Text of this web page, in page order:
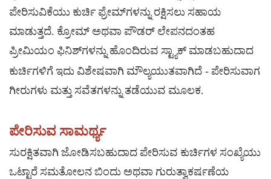
ಪೇರಿಸುವಿಕೆಯು ಕುರ್ಚಿ ಫ್ರೇಮ್‌ಗಳನ್ನು ರಕ್ಷಿಸಲು ಸಹಾಯ
ಮಾಡುತ್ತದೆ. ಕ್ರೋಮ್ ಅಥವಾ ಪೌಡರ್ ಲೇಪನದಂತಹ
ಪ್ರೀಮಿಯಂ ಫಿನಿಶ್‌ಗಳನ್ನು ಹೊಂದಿರುವ ಸ್ಟ್ಯಾಕ್ ಮಾಡಬಹುದಾದ
ಕುರ್ಚಿಗಳಿಗೆ ಇದು ವಿಶೇಷವಾಗಿ ಮೌಲ್ಯಯುತವಾಗಿದೆ - ಪೇರಿಸುವಾಗ
ಗೀರುಗಳು ಮತ್ತು ಸವೆತಗಳನ್ನು ತಡೆಯುವ ಮೂಲಕ.
ಪೇರಿಸುವ ಸಾಮರ್ಥ್ಯ
ಸುರಕ್ಷಿತವಾಗಿ ಜೋಡಿಸಬಹುದಾದ ಪೇರಿಸುವ ಕುರ್ಚಿಗಳ ಸಂಖ್ಯೆಯು
ಒಟ್ಟಾರೆ ಸಮತೋಲನ ಬಿಂದು ಅಥವಾ ಗುರುತ್ವಾಕರ್ಷಣೆಯ